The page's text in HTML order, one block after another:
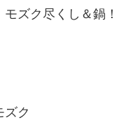
ズク尽くし＆鍋
ズク